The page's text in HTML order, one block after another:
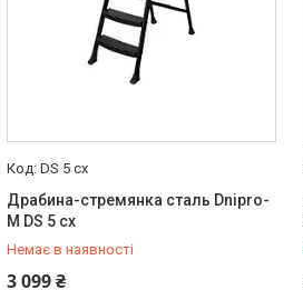
DS 5 сх
Драбина-стремянка сталь Dnipro-
M DS 5 сх
Немає в наявності
3 099 ₴
+380 (50) 579-79-28